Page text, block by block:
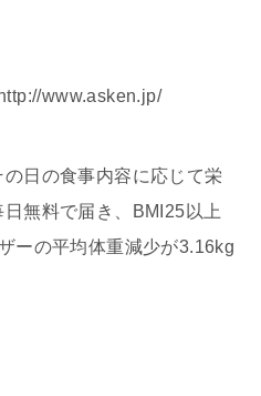
www.asken.jp/
日の食事内容に応じて栄
無料で届き、BMI25以上
ーの平均体重減少が3.16kg